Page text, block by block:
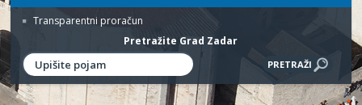
Transparentni proračun
Pretražite Grad Zadar